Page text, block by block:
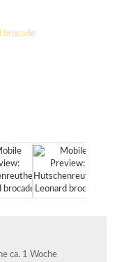
ca. 1 Woche